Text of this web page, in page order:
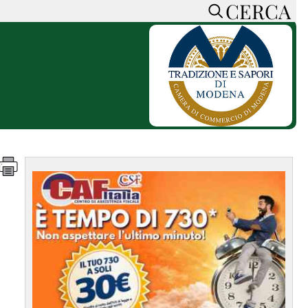
CERCA
ACCEDI o REGISTRATI
CONTATTI
SOSTIENI LA PRESSA
CONOSCI LA PRESSA
COOKIE POLICY
PRIVACY POLICY
FEED RSS
MAPPA DEL SITO
NORMATIVE
DEONTOLOGICHE
CERCA